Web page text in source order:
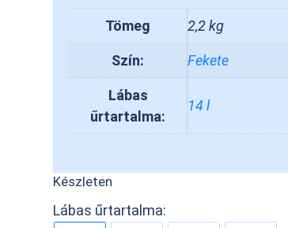
Tömeg 2,2 kg
Szín: Fekete
Lábas
űrtartalma:
14 l
Készleten
Lábas űrtartalma: